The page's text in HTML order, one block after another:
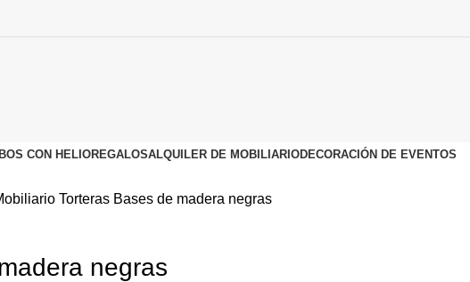
CON HELIOREGALOSALQUILER DE MOBILIARIODECORACIÓN DE EVENTOS
Torteras Bases de madera negras
negras